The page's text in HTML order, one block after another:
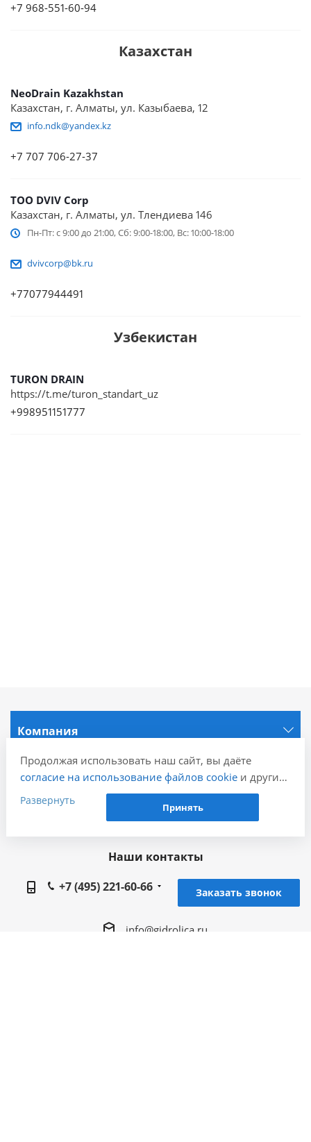
+7 968-551-60-94
Казахстан
NeoDrain Kazakhstan
Казахстан, г. Алматы, ул. Казыбаева, 12
info.ndk@yandex.kz
+7 707 706-27-37
ТОО DVIV Corp
Казахстан, г. Алматы, ул. Тлендиева 146
Пн-Пт: с 9:00 до 21:00, Сб: 9:00-18:00, Вс: 10:00-18:00
dvivcorp@bk.ru
+77077944491
Узбекистан
TURON DRAIN
https://t.me/turon_standart_uz
+998951151777
Компания
Информация
Наши контакты
+7 (495) 221-60-66
Заказать звонок
info@gidrolica.ru
Продолжая использовать наш сайт, вы даёте
согласие на использование файлов cookieи других
пользовательских данных (включая IP-адрес,
сведения о местоположении, устройстве, действиях
(например, Яндекс.Метрика), в соответствии с
нашей Политикой обработки персональных
Если вы не хотите, чтобы ваши данные
Развернуть
Принять